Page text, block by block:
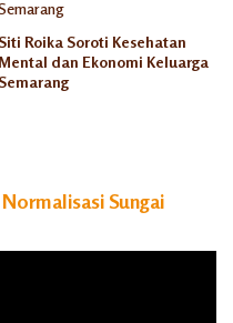
Siti Roika Soroti Kesehatan
Mental dan Ekonomi Keluarga
Semarang
Sungai